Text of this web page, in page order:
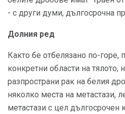
- с други думи, дългосрочна
Долния ред
Както бе отбелязано по-горе,
конкретни области на тялото,
разпространи рак на белия
няколко места на метастази,
метастази с цел дългосрочен